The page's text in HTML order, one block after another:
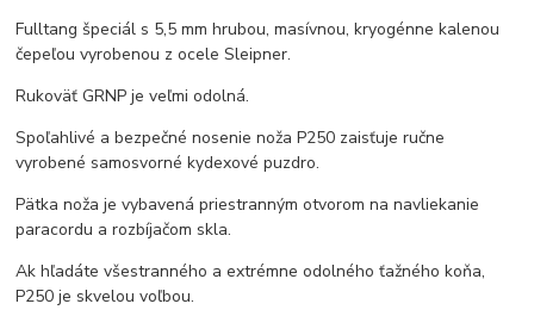
Fulltang špeciál s 5,5 mm hrubou, masívnou, kryogénne kalenou
čepeľou vyrobenou z ocele Sleipner.
Rukoväť GRNP je veľmi odolná.
Spoľahlivé a bezpečné nosenie noža P250 zaisťuje ručne
vyrobené samosvorné kydexové puzdro.
Pätka noža je vybavená priestranným otvorom na navliekanie
paracordu a rozbíjačom skla.
Ak hľadáte všestranného a extrémne odolného ťažného koňa,
P250 je skvelou voľbou.